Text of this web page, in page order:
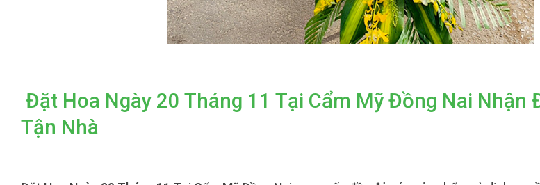
Đặt Hoa Ngày 20 Tháng 11 Tại Cẩm Mỹ Đồng Nai Nhận
Tận Nhà